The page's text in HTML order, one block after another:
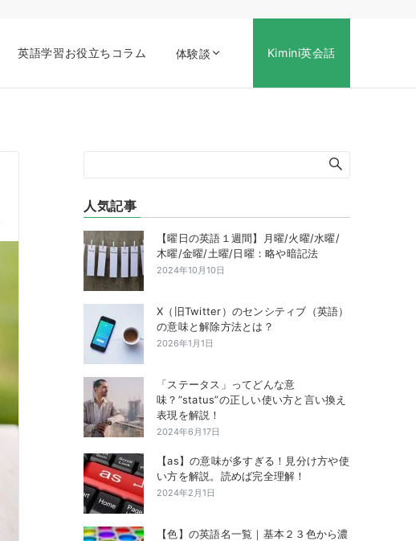
英語学習お役立ちコラム 体験談 Kimini英会話
人気記事
【曜日の英語１週間】月曜/火曜/水曜/
木曜/金曜/土曜/日曜：略や暗記法
2024年10月10日
X（旧Twitter）のセンシティブ（英語）
の意味と解除方法とは？
2026年1月1日
「ステータス」ってどんな意
味？”status”の正しい使い方と言い換え
表現を解説！
2024年6月17日
【as】の意味が多すぎる！見分け方や使
い方を解説。読めば完全理解！
2024年2月1日
【色】の英語名一覧｜基本２３色から濃